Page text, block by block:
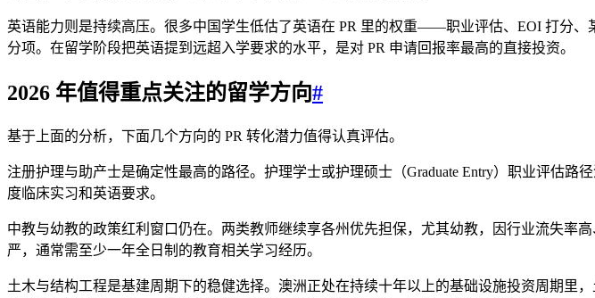
英语能力则是持续高压。很多中国学生低估了英语在 PR 里的权重——职业评估、EOI 打分
分项。在留学阶段把英语提到远超入学要求的水平，是对 PR 申请回报率最高的直接投资。
2026 年值得重点关注的留学方向#
基于上面的分析，下面几个方向的 PR 转化潜力值得认真评估。
注册护理与助产士是确定性最高的路径。护理学士或护理硕士（Graduate Entry）职业评估
度临床实习和英语要求。
中教与幼教的政策红利窗口仍在。两类教师继续享各州优先担保，尤其幼教，因行业流失率
严，通常需至少一年全日制的教育相关学习经历。
土木与结构工程是基建周期下的稳健选择。澳洲正处在持续十年以上的基础设施投资周期里